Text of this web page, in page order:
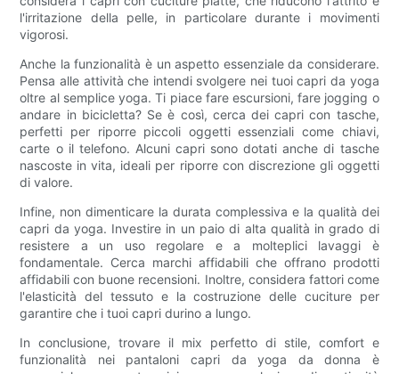
l'irritazione della pelle, in particolare durante i movimenti
vigorosi.
Anche la funzionalità è un aspetto essenziale da considerare.
Pensa alle attività che intendi svolgere nei tuoi capri da yoga
oltre al semplice yoga. Ti piace fare escursioni, fare jogging o
andare in bicicletta? Se è così, cerca dei capri con tasche,
perfetti per riporre piccoli oggetti essenziali come chiavi,
carte o il telefono. Alcuni capri sono dotati anche di tasche
nascoste in vita, ideali per riporre con discrezione gli oggetti
di valore.
Infine, non dimenticare la durata complessiva e la qualità dei
capri da yoga. Investire in un paio di alta qualità in grado di
resistere a un uso regolare e a molteplici lavaggi è
fondamentale. Cerca marchi affidabili che offrano prodotti
affidabili con buone recensioni. Inoltre, considera fattori come
l'elasticità del tessuto e la costruzione delle cuciture per
garantire che i tuoi capri durino a lungo.
In conclusione, trovare il mix perfetto di stile, comfort e
funzionalità nei pantaloni capri da yoga da donna è